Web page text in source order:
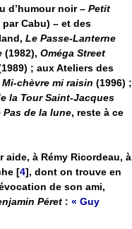
d’humour noir – Petit
Cabu) – et des
Le Passe-Lanterne
(1982), Oméga Street
; aux Ateliers des
Mi-chèvre mi raisin (1996) ;
la Tour Saint-Jacques
Pas de la lune, reste à ce
à Rémy Ricordeau, à
[4], dont on trouve en
de son ami,
Péret: « Guy